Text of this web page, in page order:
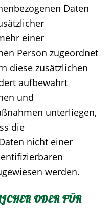
Daten
einer
Person zugeordnet
diese zusätzlichen
aufbewahrt
und
unterliegen,
die
nicht einer
werden.
ODER FÜR